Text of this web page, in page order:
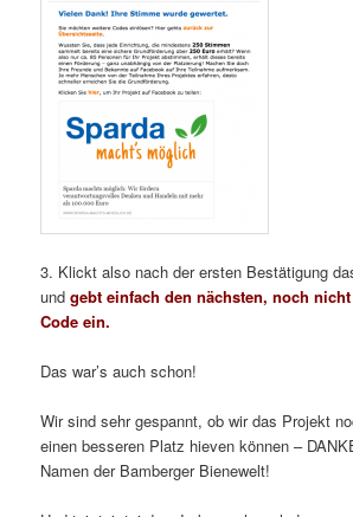
3. Klickt also nach der ersten Bestätigung
undgebt einfach den nächsten, noch
Code ein.
Das war’s auch schon!
Wir sind sehr gespannt, ob wir das Projekt
einen besseren Platz hieven können –
Namen der Bamberger Bienewelt!